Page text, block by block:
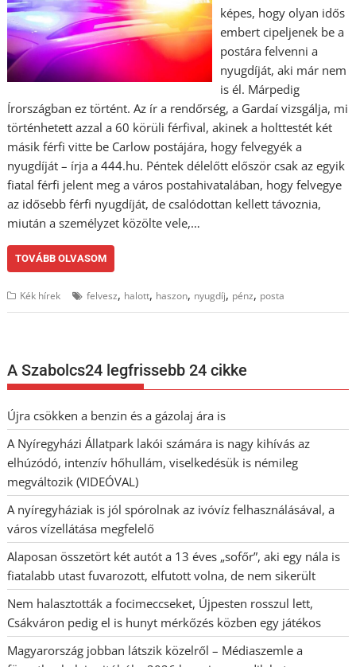
képes, hogy olyan idős
embert cipeljenek be a
postára felvenni a
nyugdíját, aki már nem
is él. Márpedig
Írországban ez történt. Az ír a rendőrség, a Gardaí vizsgálja, mi
történhetett azzal a 60 körüli férfival, akinek a holttestét két
másik férfi vitte be Carlow postájára, hogy felvegyék a
nyugdíját – írja a 444.hu. Péntek délelőtt először csak az egyik
fiatal férfi jelent meg a város postahivatalában, hogy felvegye
az idősebb férfi nyugdíját, de csalódottan kellett távoznia,
miután a személyzet közölte vele,…
TOVÁBB OLVASOM
Kék hírek felvesz, halott, haszon, nyugdíj, pénz, posta
A Szabolcs24 legfrissebb 24 cikke
Újra csökken a benzin és a gázolaj ára is
A Nyíregyházi Állatpark lakói számára is nagy kihívás az
elhúzódó, intenzív hőhullám, viselkedésük is némileg
megváltozik (VIDEÓVAL)
A nyíregyháziak is jól spórolnak az ivóvíz felhasználásával, a
város vízellátása megfelelő
Alaposan összetört két autót a 13 éves „sofőr”, aki egy nála is
fiatalabb utast fuvarozott, elfutott volna, de nem sikerült
Nem halasztották a focimeccseket, Újpesten rosszul lett,
Csákváron pedig el is hunyt mérkőzés közben egy játékos
Magyarország jobban látszik közelről – Médiaszemle a